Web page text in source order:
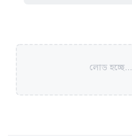
লোড হচ্ছে...